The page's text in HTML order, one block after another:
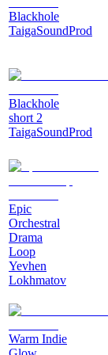
Blackhole
TaigaSoundProd
Blackhole
short 2
TaigaSoundProd
Epic
Orchestral
Drama
Loop
Yevhen
Lokhmatov
Warm Indie